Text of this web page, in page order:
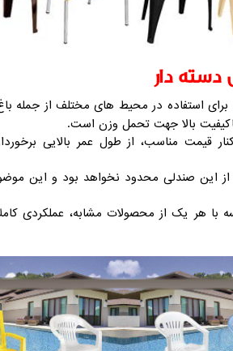
دار
برای استفاده در محیط های مختلف از جمله
بالا جهت تحمل وزن است.
قیمت مناسب، از طول عمر بالایی
این صندلی محدود نخواهد بود و این
با هر یک از محصولات مشابه، عملکردی